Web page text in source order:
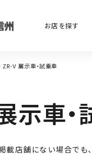
お店を探す
ZR-V 展示車・試乗車
示車・
店舗にない場合でも